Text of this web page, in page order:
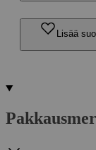
Lisää